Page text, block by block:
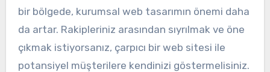
bir bölgede, kurumsal web tasarımın önemi daha
da artar. Rakipleriniz arasından sıyrılmak ve öne
çıkmak istiyorsanız, çarpıcı bir web sitesi ile
potansiyel müşterilere kendinizi göstermelisiniz.